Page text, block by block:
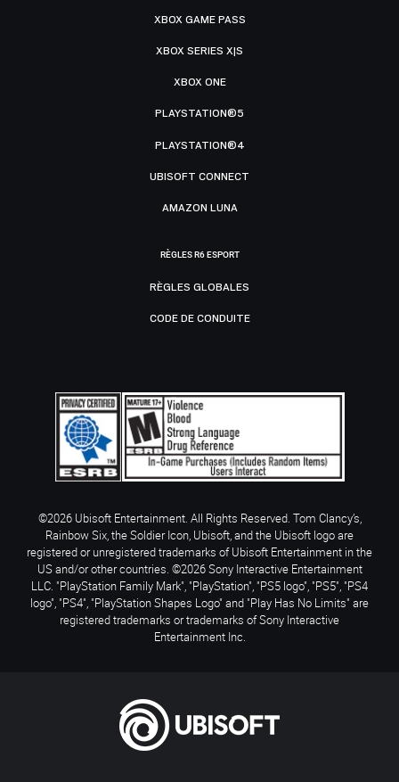
XBOX GAME PASS
XBOX SERIES X|S
XBOX ONE
PLAYSTATION®5
PLAYSTATION®4
UBISOFT CONNECT
AMAZON LUNA
RÈGLES R6 ESPORT
RÈGLES GLOBALES
CODE DE CONDUITE
©2026 Ubisoft Entertainment. All Rights Reserved. Tom Clancy’s,
Rainbow Six, the Soldier Icon, Ubisoft, and the Ubisoft logo are
registered or unregistered trademarks of Ubisoft Entertainment in the
US and/or other countries. ©2026 Sony Interactive Entertainment
LLC. "PlayStation Family Mark", "PlayStation", "PS5 logo", "PS5", "PS4
logo", "PS4", "PlayStation Shapes Logo" and "Play Has No Limits" are
registered trademarks or trademarks of Sony Interactive
Entertainment Inc.